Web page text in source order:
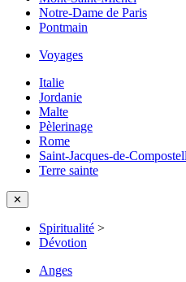
Notre-Dame de Paris
Pontmain
Voyages
Italie
Jordanie
Malte
Pèlerinage
Rome
Saint-Jacques-de-
Terre sainte
✕
Spiritualité >
Dévotion
Anges